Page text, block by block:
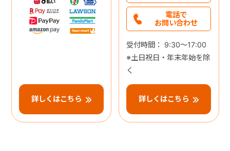
詳しくはこちら
電話で
お問い合わせ
受付時間： 9:30～17:00
※土日祝日・年末年始を除
く
詳しくはこちら